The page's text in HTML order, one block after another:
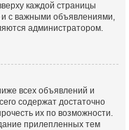
каждой страницы
и с важными объявлениями,
администратором.
всех объявлений и
содержат достаточно
их по возможности.
прилепленных тем